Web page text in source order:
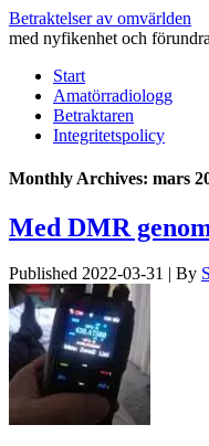
Betraktelser av omvärlden
med nyfikenhet och
Start
Amatörradiologg
Betraktaren
Integritetspolicy
Monthly Archives: mars
Med DMR
Published 2022-03-31 | By